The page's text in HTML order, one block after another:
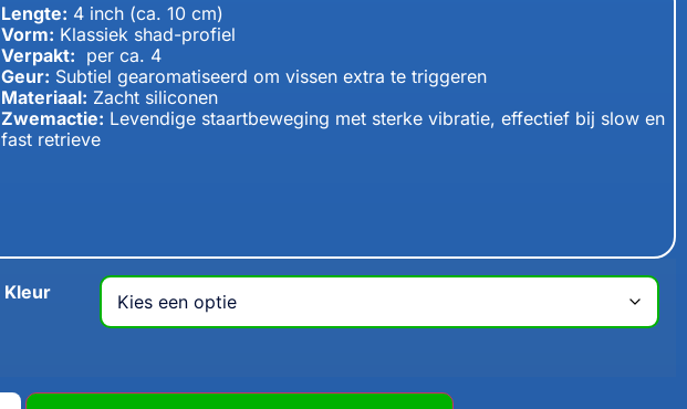
Lengte: 4 inch (ca. 10 cm)
Vorm: Klassiek shad-profiel
Verpakt: per ca. 4
Geur: Subtiel gearomatiseerd om vissen extra te triggeren
Materiaal: Zacht siliconen
Zwemactie: Levendige staartbeweging met sterke vibratie, effectief bij slow en
fast retrieve
Kleur